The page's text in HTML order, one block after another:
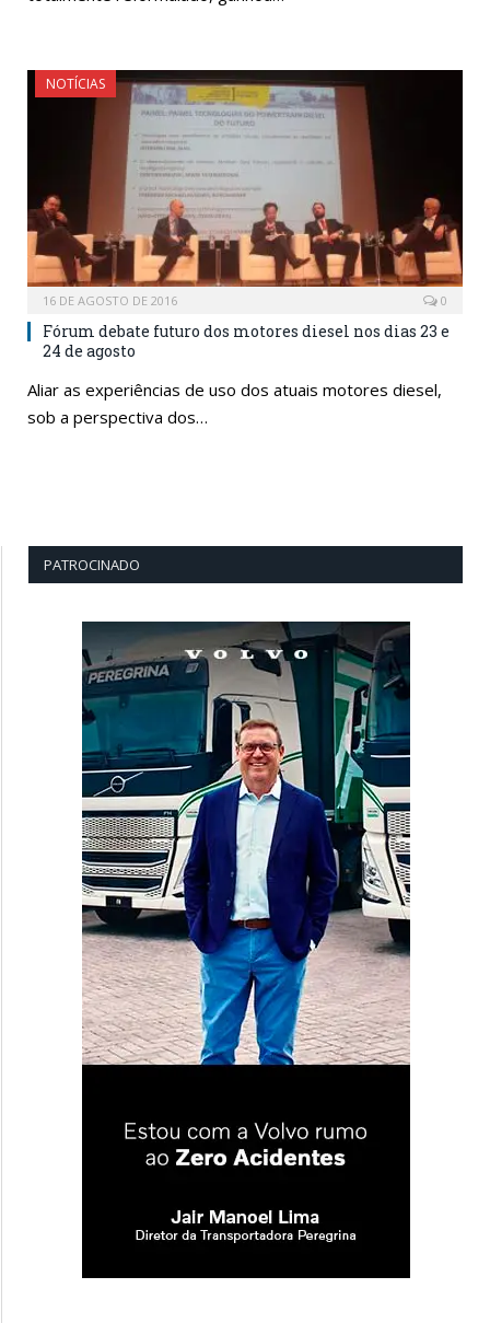
NOTÍCIAS
16 DE AGOSTO DE 2016 0
Fórum debate futuro dos motores diesel nos dias 23 e
24 de agosto
Aliar as experiências de uso dos atuais motores diesel,
sob a perspectiva dos…
PATROCINADO